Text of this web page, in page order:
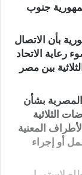
جنوب
بأن الاتصال
الاتحاد
بين مصر
بشأن
الثلاثية
المعنية
أو إجراء